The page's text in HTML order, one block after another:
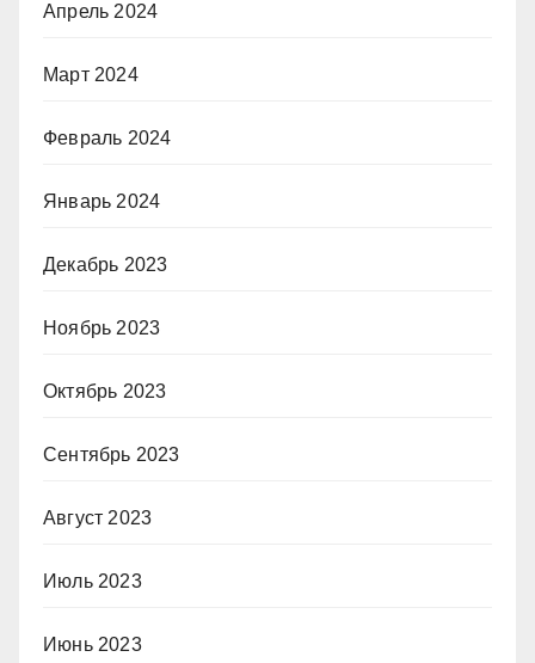
Апрель 2024
Март 2024
Февраль 2024
Январь 2024
Декабрь 2023
Ноябрь 2023
Октябрь 2023
Сентябрь 2023
Август 2023
Июль 2023
Июнь 2023